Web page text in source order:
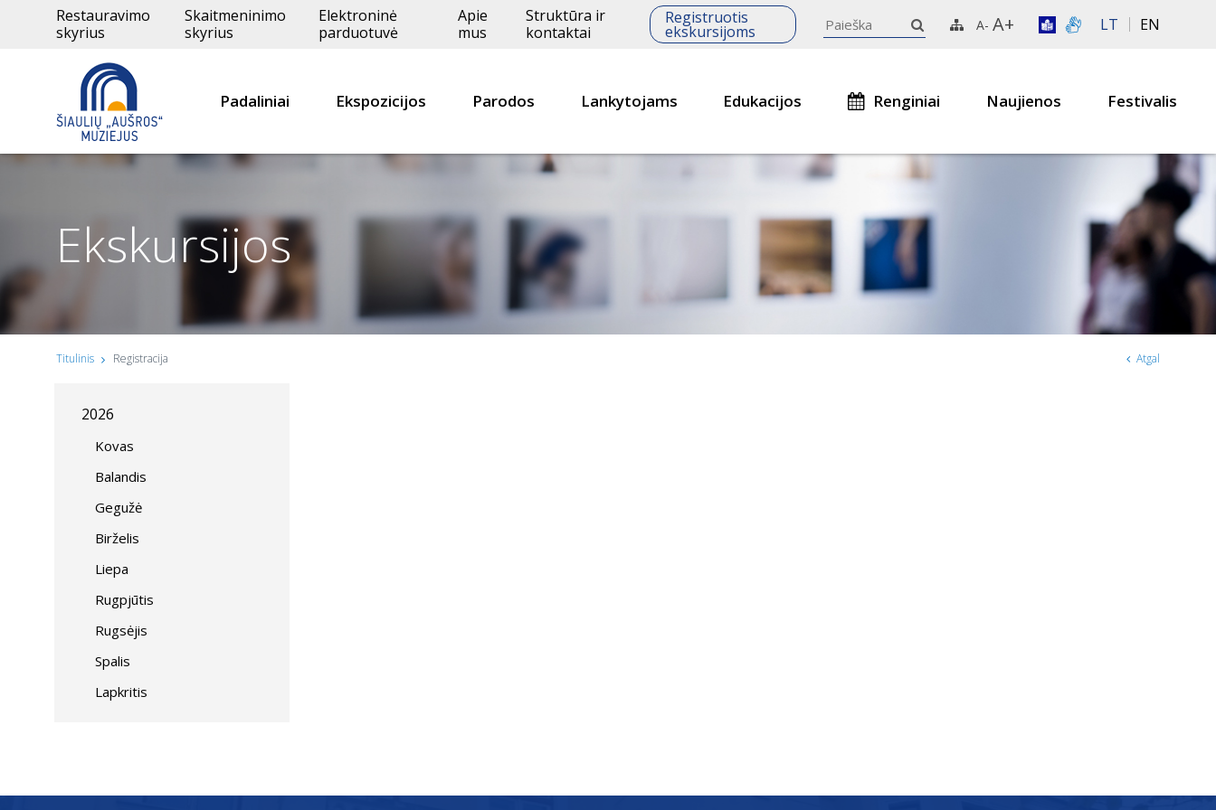
Restauravimo
skyrius
Skaitmeninimo
skyrius
Elektroninė
parduotuvė
Apie
mus
Struktūra ir
kontaktai
Registruotis
ekskursijoms A- A+ LT EN
Padaliniai Ekspozicijos Parodos Lankytojams Edukacijos Renginiai Naujienos Festivalis
Ekskursijos
Titulinis Registracija Atgal
2026
Kovas
Balandis
Gegužė
Birželis
Liepa
Rugpjūtis
Rugsėjis
Spalis
Lapkritis